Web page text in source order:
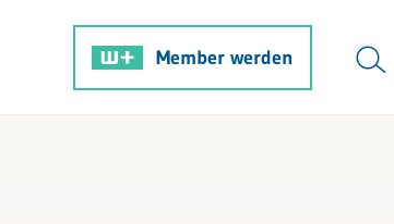
Member werden